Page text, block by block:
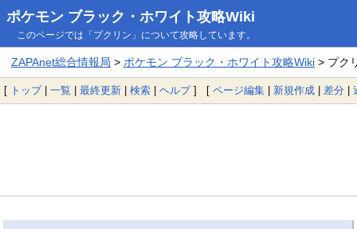
ポケモン ブラック・ホワイト攻略Wiki
このページでは「プクリン」について攻略しています。
ZAPAnet総合情報局 > ポケモン ブラック・ホワイト攻略Wiki> プク
[ トップ| 一覧 | 最終更新 | 検索 | ヘルプ] [ ページ編集 | 新規作成 | 差分 |